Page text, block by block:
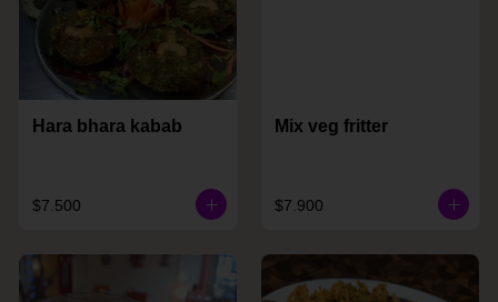
Hara bhara kabab
$7.500
Mix veg fritter
$7.900